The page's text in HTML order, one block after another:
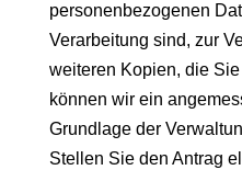
personenbezogenen
Verarbeitung sind, zur
weiteren Kopien, die
können wir ein
Grundlage der
Stellen Sie den Antrag